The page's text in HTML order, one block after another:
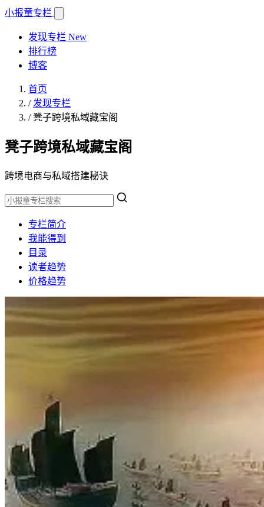
小报童专栏
发现专栏 New
排行榜
博客
首页
/ 发现专栏
/凳子跨境私域藏宝阁
凳子跨境私域藏宝阁
跨境电商与私域搭建秘诀
专栏简介
我能得到
目录
读者趋势
价格趋势